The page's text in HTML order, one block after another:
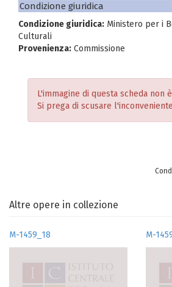
Condizione giuridica
Condizione giuridica: Ministero per i
Culturali
Provenienza: Commissione
L'immagine di questa scheda non
Si prega di scusare
Altre opere in collezione
M-1459_18 M-